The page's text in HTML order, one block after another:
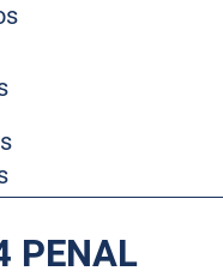
PENAL